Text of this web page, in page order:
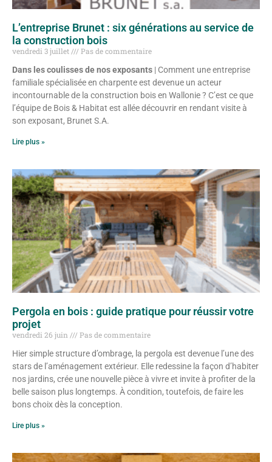
L’entreprise Brunet : six générations au service de
la construction bois
vendredi 3 juillet
Pas de commentaire
Dans les coulisses de nos exposants | Comment une entreprise
familiale spécialisée en charpente est devenue un acteur
incontournable de la construction bois en Wallonie ? C’est ce que
l’équipe de Bois & Habitat est allée découvrir en rendant visite à
son exposant, Brunet S.A.
Lire plus »
Pergola en bois : guide pratique pour réussir votre
projet
vendredi 26 juin
Pas de commentaire
Hier simple structure d’ombrage, la pergola est devenue l’une des
stars de l’aménagement extérieur. Elle redessine la façon d’habiter
nos jardins, crée une nouvelle pièce à vivre et invite à profiter de la
belle saison plus longtemps. À condition, toutefois, de faire les
bons choix dès la conception.
Lire plus »